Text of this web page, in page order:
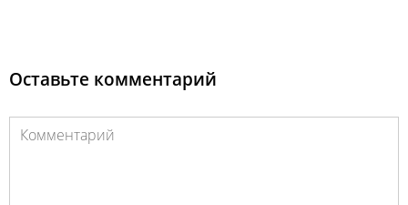
Оставьте комментарий